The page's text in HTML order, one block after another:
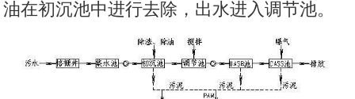
油在初沉池中进行去除，出水进入调节池。